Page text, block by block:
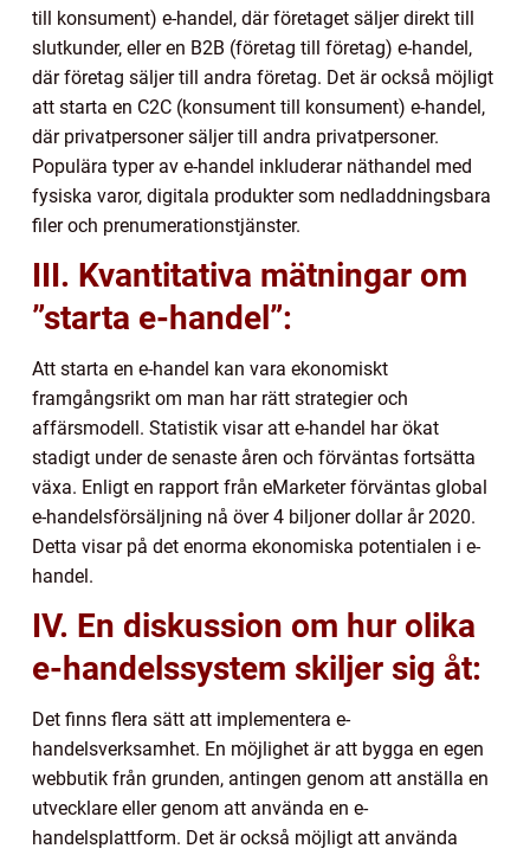
till konsument) e-handel, där företaget säljer direkt till
slutkunder, eller en B2B (företag till företag) e-handel,
där företag säljer till andra företag. Det är också möjligt
att starta en C2C (konsument till konsument) e-handel,
där privatpersoner säljer till andra privatpersoner.
Populära typer av e-handel inkluderar näthandel med
fysiska varor, digitala produkter som nedladdningsbara
filer och prenumerationstjänster.
III. Kvantitativa mätningar om
”starta e-handel”:
Att starta en e-handel kan vara ekonomiskt
framgångsrikt om man har rätt strategier och
affärsmodell. Statistik visar att e-handel har ökat
stadigt under de senaste åren och förväntas fortsätta
växa. Enligt en rapport från eMarketer förväntas global
e-handelsförsäljning nå över 4 biljoner dollar år 2020.
Detta visar på det enorma ekonomiska potentialen i e-
handel.
IV. En diskussion om hur olika
e-handelssystem skiljer sig åt:
Det finns flera sätt att implementera e-
handelsverksamhet. En möjlighet är att bygga en egen
webbutik från grunden, antingen genom att anställa en
utvecklare eller genom att använda en e-
handelsplattform. Det är också möjligt att använda